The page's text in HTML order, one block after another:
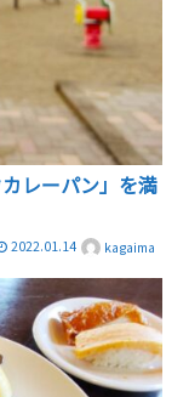
レーパン」を満
2022.01.14 kagaima